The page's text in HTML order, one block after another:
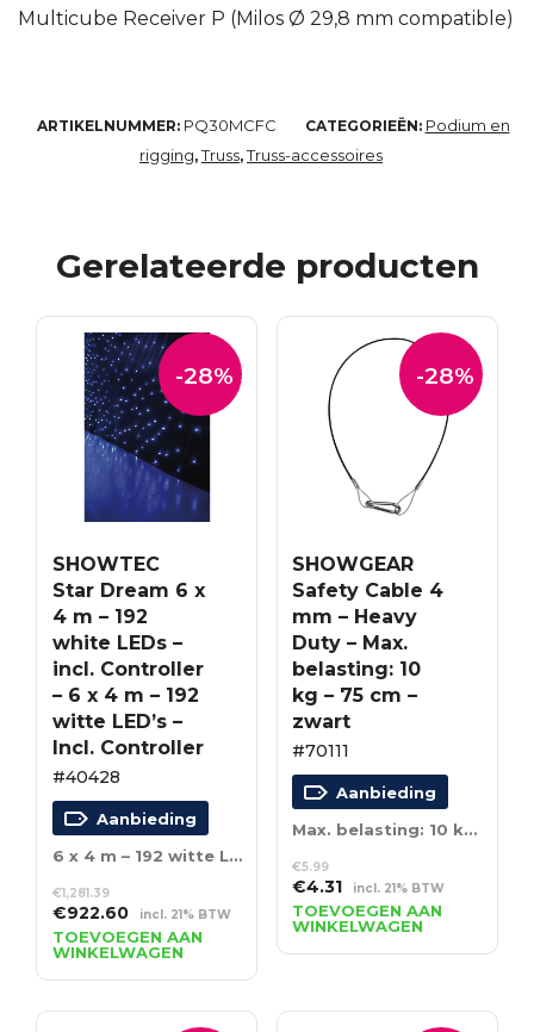
Multicube Receiver P (Milos Ø 29,8 mm compatible)
ARTIKELNUMMER: PQ30MCFC CATEGORIEËN: Podium en
rigging,Truss,Truss-accessoires
Gerelateerde producten
-28%
SHOWTEC
Star Dream 6 x
4 m – 192
white LEDs –
incl. Controller
– 6 x 4 m – 192
witte LED’s –
Incl. Controller
#40428
Aanbieding
6 x 4 m – 192 witte LED’s – Incl. Controller
€1,281.39
Oorspronkelijke
prijs
was:
€1,281.39.
€922.60Huidige
prijs
is:
€922.60.
incl. 21% BTW
TOEVOEGEN AAN
WINKELWAGEN
-28%
SHOWGEAR
Safety Cable 4
mm – Heavy
Duty – Max.
belasting: 10
kg – 75 cm –
zwart
#70111
Aanbieding
Max. belasting: 10 kg – 75 cm – zwart
€5.99
Oorspronkelijke
prijs
was:
€5.99.
€4.31Huidige
prijs
is:
€4.31.
incl. 21% BTW
TOEVOEGEN AAN
WINKELWAGEN